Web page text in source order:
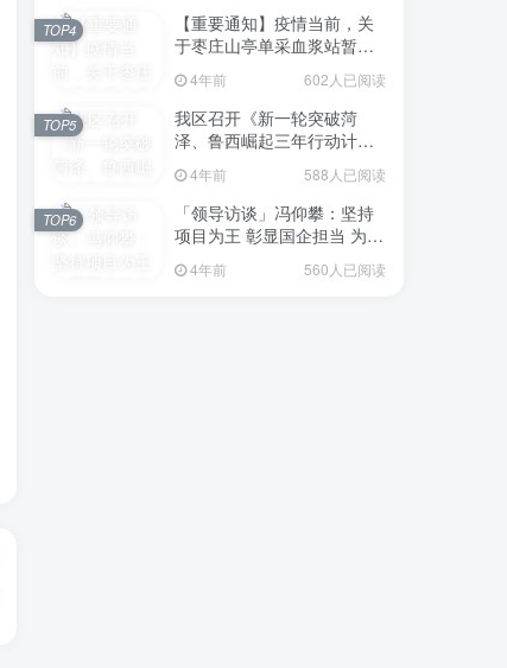
【重要通知】疫情当前，关
于枣庄山亭单采血浆站暂停
4年前 602人已阅读
TOP4
我区召开《新一轮突破菏
泽、鲁西崛起三年行动计划
意见稿）政策分析研判会议
4年前 588人已阅读
TOP5
「领导访谈」冯仰攀：坚持
项目为王 彰显国企担当 为全
点项目建设贡献“交发力量”
4年前 560人已阅读
TOP6